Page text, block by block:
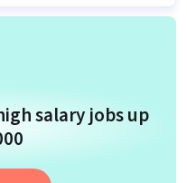
salary jobs up